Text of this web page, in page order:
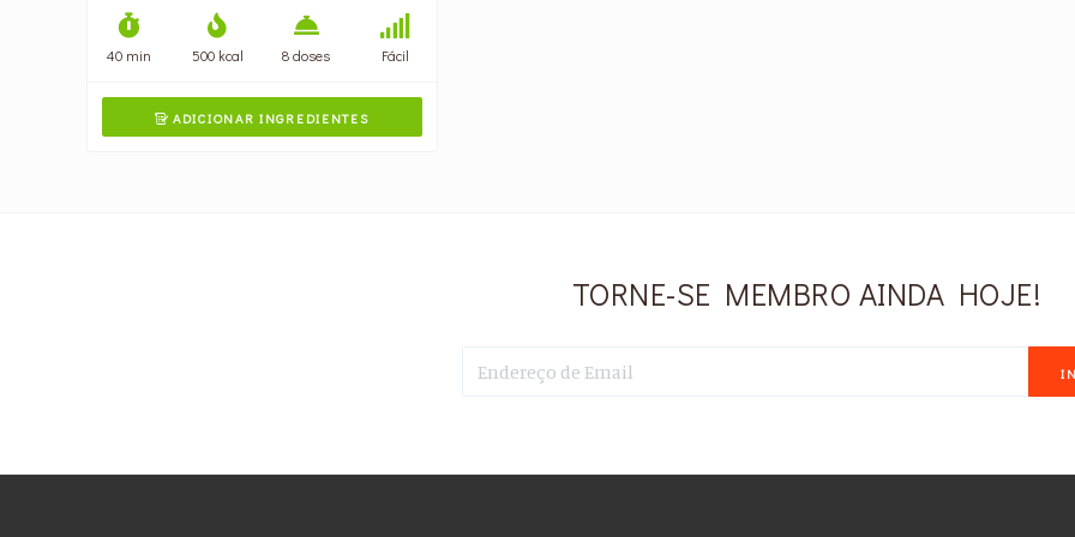
40 min 500 kcal 8 doses Fácil
 ADICIONAR INGREDIENTES
TORNE-SE MEMBRO AINDA HOJE!